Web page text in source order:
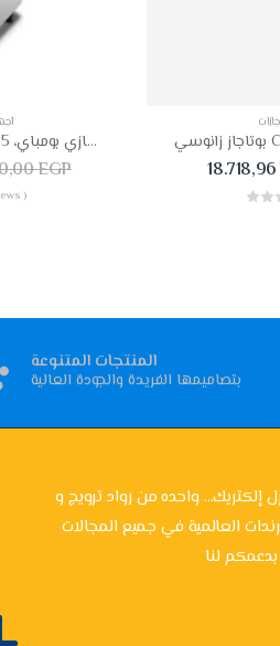
بوتجاز غاز كريازي بومباي، 5 شعلة، ستانلس ستيل – 9604F
EGP
)
18.718,96
المنتجات المتنوعة
بتصاميمها الفريدة والجودة العالية
إلكتريك... واحده من رواد ترويج و
العالمية في جميع المجالات
لنا